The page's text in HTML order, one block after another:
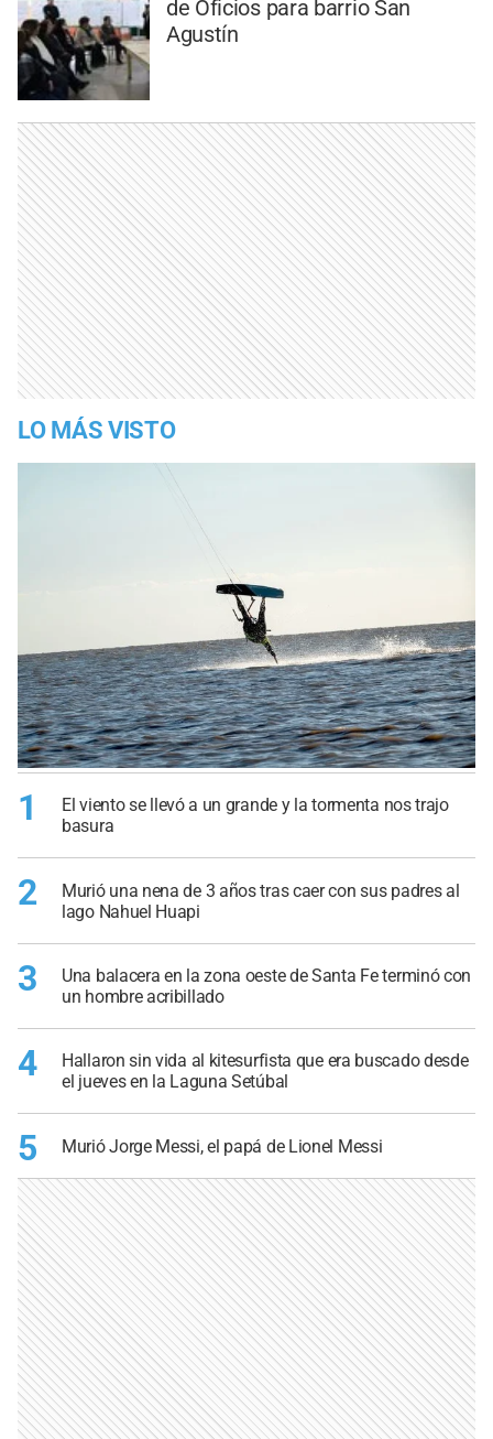
de Oficios para barrio San
Agustín
LO MÁS VISTO
1
El viento se llevó a un grande y la tormenta nos trajo
basura
2
Murió una nena de 3 años tras caer con sus padres al
lago Nahuel Huapi
3
Una balacera en la zona oeste de Santa Fe terminó con
un hombre acribillado
4
Hallaron sin vida al kitesurfista que era buscado desde
el jueves en la Laguna Setúbal
5 Murió Jorge Messi, el papá de Lionel Messi